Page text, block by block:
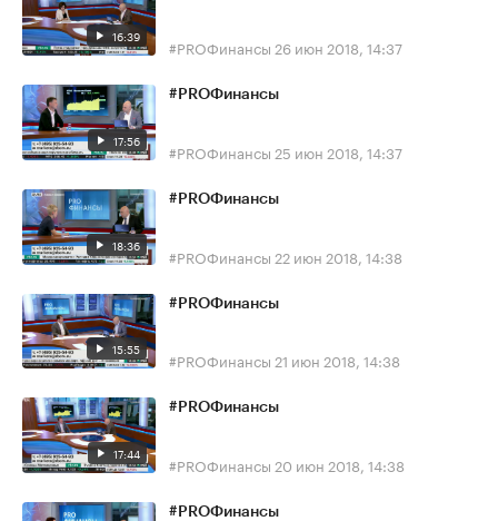
16:39 #PROФинансы 26 июн 2018, 14:37
17:56
#PROФинансы
#PROФинансы 25 июн 2018, 14:37
18:36
#PROФинансы
#PROФинансы 22 июн 2018, 14:38
15:55
#PROФинансы
#PROФинансы 21 июн 2018, 14:38
17:44
#PROФинансы
#PROФинансы 20 июн 2018, 14:38
#PROФинансы